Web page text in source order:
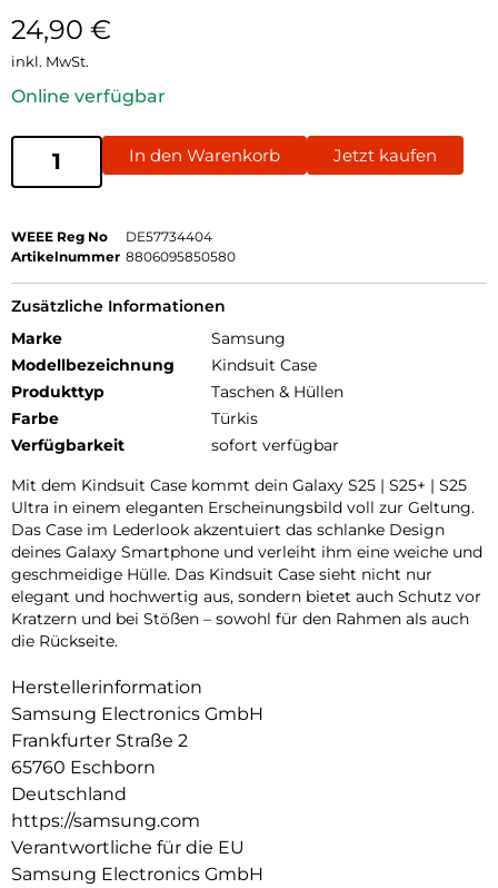
24,90 €
inkl. MwSt.
Online verfügbar
In den Warenkorb Jetzt kaufen
WEEE Reg No
DE57734404
Artikelnummer 8806095850580
Zusätzliche Informationen
Marke
Samsung
Modellbezeichnung
Kindsuit Case
Produkttyp
Taschen & Hüllen
Farbe
Türkis
Verfügbarkeit
sofort verfügbar
Mit dem Kindsuit Case kommt dein Galaxy S25 | S25+ | S25
Ultra in einem eleganten Erscheinungsbild voll zur Geltung.
Das Case im Lederlook akzentuiert das schlanke Design
deines Galaxy Smartphone und verleiht ihm eine weiche und
geschmeidige Hülle. Das Kindsuit Case sieht nicht nur
elegant und hochwertig aus, sondern bietet auch Schutz vor
Kratzern und bei Stößen – sowohl für den Rahmen als auch
die Rückseite.
Herstellerinformation
Samsung Electronics GmbH
Frankfurter Straße 2
65760 Eschborn
Deutschland
https://samsung.com
Verantwortliche für die EU
Samsung Electronics GmbH